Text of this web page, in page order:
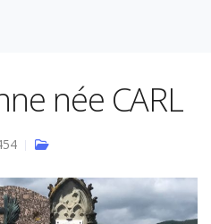
née CARL